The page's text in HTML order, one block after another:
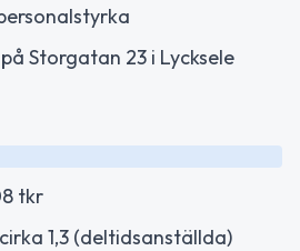
Storgatan 23 i Lycksele
tkr
1,3 (deltidsanställda)